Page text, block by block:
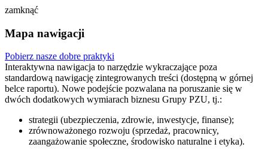
zamknąć
Mapa nawigacji
Pobierz nasze dobre praktyki
Interaktywna nawigacja to narzędzie wykraczające poza
standardową nawigację zintegrowanych treści (dostępną w górnej
belce raportu). Nowe podejście pozwalana na poruszanie się w
dwóch dodatkowych wymiarach biznesu Grupy PZU, tj.:
strategii (ubezpieczenia, zdrowie, inwestycje, finanse);
zrównoważonego rozwoju (sprzedaż, pracownicy,
zaangażowanie społeczne, środowisko naturalne i etyka).